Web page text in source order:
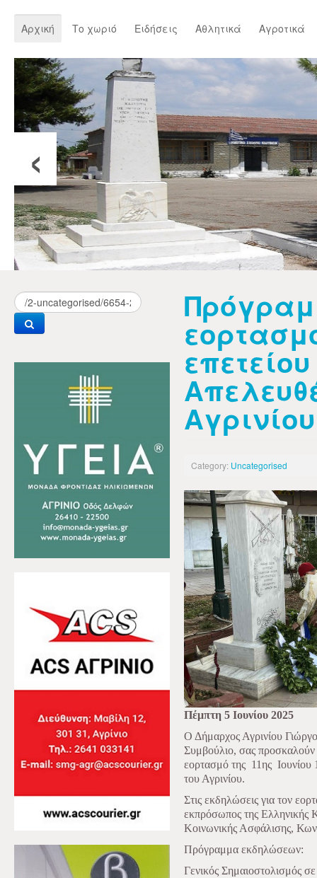
Αρχική Το χωριό Ειδήσεις Αθλητικά Αγροτικά
‹
επετείου
Αγρινίου
Category: Uncategorised
Πέμπτη 5 Ιουνίου 2025
Ο Δήμαρχος Αγρινίου
Συμβούλιο, σας προσκαλούν
εορτασμό της 11ης Ιουνίου
του Αγρινίου.
Στις εκδηλώσεις για τον
εκπρόσωπος της Ελληνικής
Κοινωνικής Ασφάλισης,
Πρόγραμμα εκδηλώσεων:
Γενικός Σημαιοστολισμός